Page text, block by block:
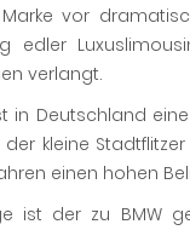
vor
edler
verlangt.
in Deutschland
kleine Stadtflitzer
einen hohen
ist der zu BMW